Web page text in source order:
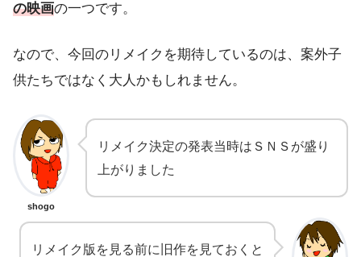
の映画の一つです。
なので、今回のリメイクを期待しているのは、案外子
供たちではなく大人かもしれません。
shogo
リメイク決定の発表当時はＳＮＳが盛り
上がりました
リメイク版を見る前に旧作を見ておくと